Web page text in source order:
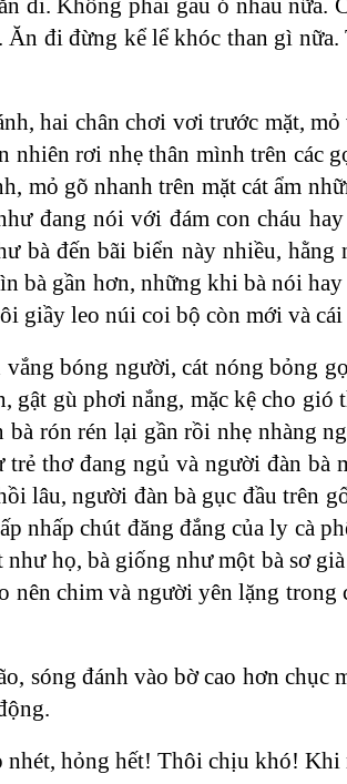
đi đừng kể lể khóc than gì nữa.
hai chân chơi vơi trước mặt,
nhiên rơi nhẹ thân mình trên các
mỏ gõ nhanh trên mặt cát ẩm
đang nói với đám con cháu
bà đến bãi biển này nhiều,
bà gần hơn, những khi bà nói
giầy leo núi coi bộ còn mới và
bóng người, cát nóng bỏng
gật gù phơi nắng, mặc kệ cho
rón rén lại gần rồi nhẹ nhàng
trẻ thơ đang ngủ và người đàn
lâu, người đàn bà gục đầu trên
nhấp chút đăng đắng của ly cà
họ, bà giống như một bà sơ
nên chim và người yên lặng
sóng đánh vào bờ cao hơn chục
nhét, hỏng hết! Thôi chịu khó! Khi